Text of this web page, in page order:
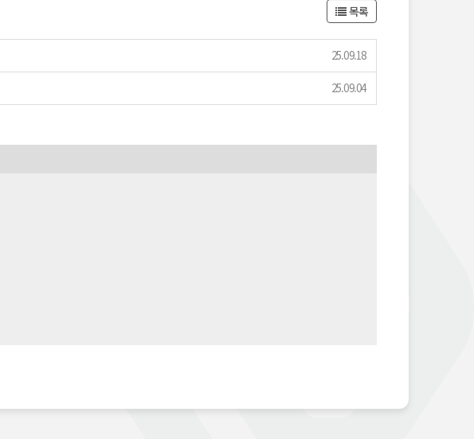
목록
25.09.18
25.09.04